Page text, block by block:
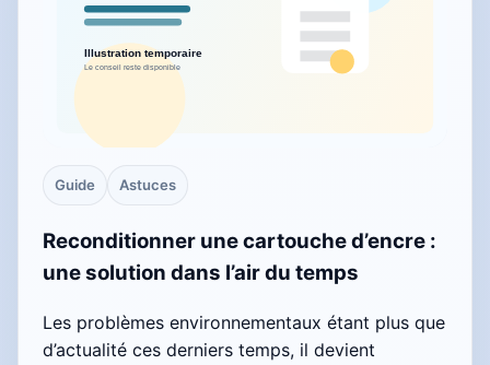
Guide Astuces
Reconditionner une cartouche d’encre :
une solution dans l’air du temps
Les problèmes environnementaux étant plus que
d’actualité ces derniers temps, il devient